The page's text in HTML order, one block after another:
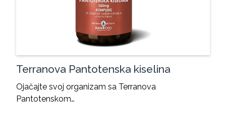
Terranova Pantotenska kiselina
Ojačajte svoj organizam sa Terranova
Pantotenskom…